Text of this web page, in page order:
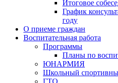
Итоговое
График
году
О приеме граждан
Воспитательная работа
Программы
Планы по
ЮНАРМИЯ
Школьный
ГТО